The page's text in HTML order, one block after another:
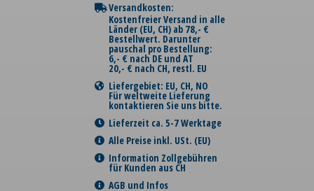
Versandkosten:
Kostenfreier Versand in alle
Länder (EU, CH) ab 78,- €
Bestellwert. Darunter
pauschal pro Bestellung:
6,- € nach DE und AT
20,- € nach CH, restl. EU
Liefergebiet: EU, CH, NO
Für weltweite Lieferung
kontaktieren Sie uns bitte.
Lieferzeit ca. 5-7 Werktage
Alle Preise inkl. USt. (EU)
Information Zollgebühren
für Kunden aus CH
AGB und Infos